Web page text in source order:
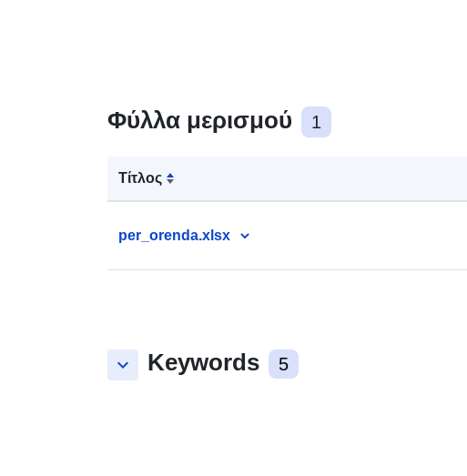
Φύλλα μερισμού 1
Τίτλος
per_orenda.xlsx
keyboard_arrow_down Keywords 5